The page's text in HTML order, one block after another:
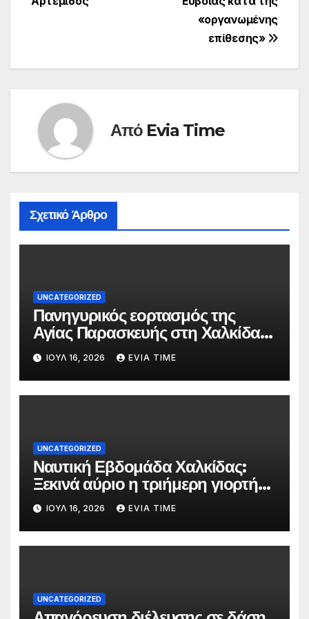
«οργανωμένης
επίθεσης»
Από Evia Time
Σχετικό Άρθρο
UNCATEGORIZED
Πανηγυρικός εορτασμός της
Αγίας Παρασκευής στη Χαλκίδα
τις 25 και 26 Ιουλίου
ΙΟΎΛ 16, 2026 EVIA TIME
UNCATEGORIZED
Ναυτική Εβδομάδα Χαλκίδας:
Ξεκινά αύριο η τριήμερη γιορτή
στο όνομα της Αγίας Παρασκευής
ΙΟΎΛ 16, 2026 EVIA TIME
UNCATEGORIZED